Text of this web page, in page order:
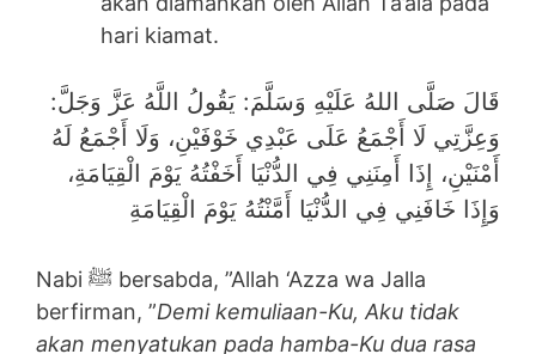
hari kiamat.
قَالَ صَلَّى اللهُ عَلَيْهِ وَسَلَّمَ: يَقُولُ اللَّهُ عَزَّ وَجَلَّ:
وَعِزَّتِي لَا أَجْمَعُ عَلَى عَبْدِي خَوْفَيْنِ، وَلَا أَجْمَعُ لَهُ
أَمْنَيْنِ، إِذَا أَمِنَنِي فِي الدُّنْيَا أَخَفْتُهُ يَوْمَ الْقِيَامَةِ،
وَإِذَا خَافَنِي فِي الدُّنْيَا أَمَّنْتُهُ يَوْمَ الْقِيَامَةِ
Nabi ﷺ bersabda, ”Allah ‘Azza wa Jalla
berfirman, ”Demi kemuliaan-Ku, Aku tidak
akan menyatukan pada hamba-Ku dua rasa